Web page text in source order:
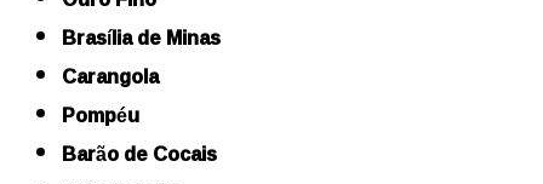
Brasília de Minas
Carangola
Pompéu
Barão de Cocais